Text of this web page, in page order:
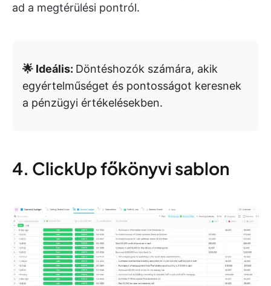
ad a megtérülési pontról.
🌟 Ideális: Döntéshozók számára, akik
egyértelműséget és pontosságot keresnek
a pénzügyi értékelésekben.
4. ClickUp főkönyvi sablon